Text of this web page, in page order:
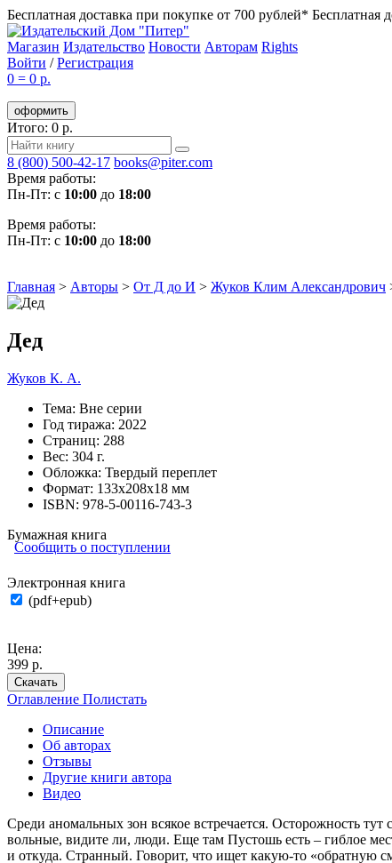
Бесплатная доставка при покупке от 700 рублей* Бесплатная
Магазин Издательство Новости Авторам Rights
Войти /Регистрация
0 = 0 р.
оформить
Итого: 0 р.
8 (800) 500-42-17 books@piter.com
Время работы:
Пн-Пт: с 10:00 до 18:00
Время работы:
Пн-Пт: с 10:00 до 18:00
Главная > Авторы > От Д до И > Жуков Клим Александрович
Дед
Жуков К. А.
Тема: Вне серии
Год тиража: 2022
Страниц: 288
Вес: 304 г.
Обложка: Твердый переплет
Формат: 133х208х18 мм
ISBN: 978-5-00116-743-3
Бумажная книга
Сообщить о поступлении
Электронная книга
(pdf+epub)
Цена:
399 р.
Скачать
Оглавление Полистать
Описание
Об авторах
Отзывы
Другие книги автора
Видео
Среди аномальных зон всякое встречается. Осторожность
вольные, видите ли, люди. Еще там Пустошь есть – гиблое
и откуда. Странный. Говорит, что ищет какую-то «обратную